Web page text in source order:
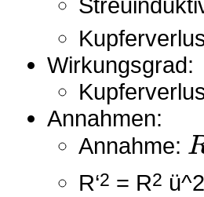
Wirkungsgrad:
Annahmen:
Annahme:
R‘2 = R2